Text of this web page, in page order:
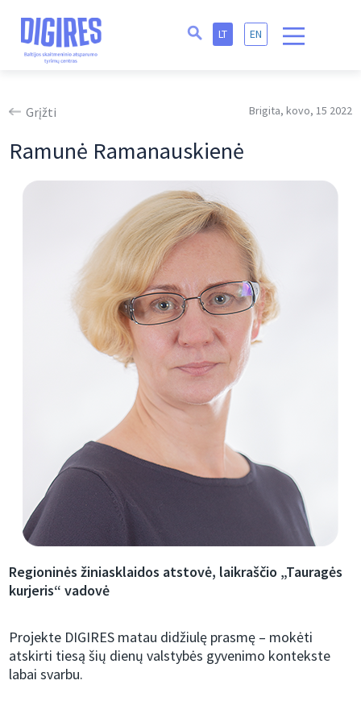
LT EN
Grįžti Brigita, kovo, 15 2022
Ramunė Ramanauskienė
Regioninės žiniasklaidos atstovė, laikraščio „Tauragės
kurjeris“ vadovė
Projekte DIGIRES matau didžiulę prasmę – mokėti
atskirti tiesą šių dienų valstybės gyvenimo kontekste
labai svarbu.